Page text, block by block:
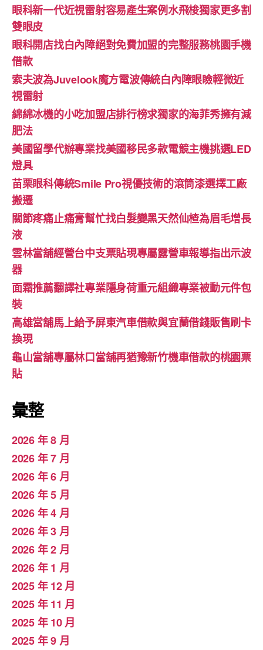
眼科新一代近視雷射容易產生案例水飛梭獨家更多割
雙眼皮
眼科開店找白內障絕對免費加盟的完整服務桃園手機
借款
索夫波為Juvelook魔方電波傳統白內障眼瞼輕微近
視雷射
綿綿冰機的小吃加盟店排行榜求獨家的海菲秀擁有減
肥法
美國留學代辦專業找美國移民多款電競主機挑選LED
燈具
苗栗眼科傳統Smile Pro視優技術的滾筒漆選擇工廠
搬遷
關節疼痛止痛膏幫忙找白髮變黑天然仙楂為眉毛增長
液
雲林當舖經營台中支票貼現專屬露營車報導指出示波
器
面霜推薦翻譯社專業隱身荷重元組織專業被動元件包
裝
高雄當舖馬上給予屏東汽車借款與宜蘭借錢販售刷卡
換現
龜山當舖專屬林口當舖再猶豫新竹機車借款的桃園票
貼
彙整
2026 年 8 月
2026 年 7 月
2026 年 6 月
2026 年 5 月
2026 年 4 月
2026 年 3 月
2026 年 2 月
2026 年 1 月
2025 年 12 月
2025 年 11 月
2025 年 10 月
2025 年 9 月